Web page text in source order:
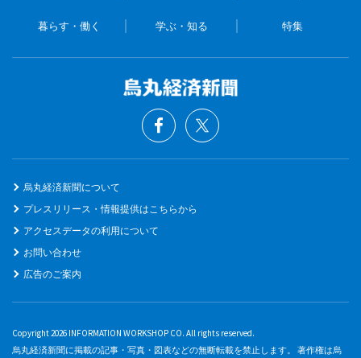
暮らす・働く 学ぶ・知る 特集
烏丸経済新聞について
プレスリリース・情報提供はこちらから
アクセスデータの利用について
お問い合わせ
広告のご案内
Copyright 2026 INFORMATION WORKSHOP CO. All rights reserved.
烏丸経済新聞に掲載の記事・写真・図表などの無断転載を禁止します。 著作権は烏